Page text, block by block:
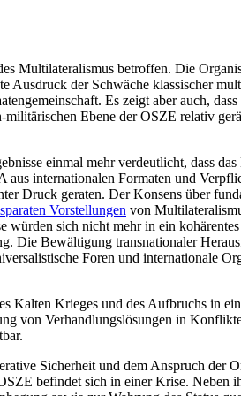
Multilateralismus betroffen. Die
Ausdruck der Schwäche klassischer
Es zeigt aber auch,
Ebene der OSZE relativ
einmal mehr verdeutlicht, dass
internationalen Formaten und
Druck geraten. Der Konsens über
Vorstellungen von
sich nicht mehr in ein
Die Bewältigung transnationaler
Foren und inter­nationale
Krieges und des Auf­bruchs in
von Verhandlungslösungen in
Sicherheit und dem An­spruch der
befindet sich in einer Krise. Neben